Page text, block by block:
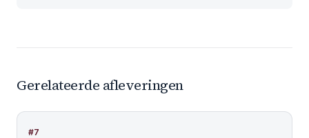
Gerelateerde afleveringen
#7